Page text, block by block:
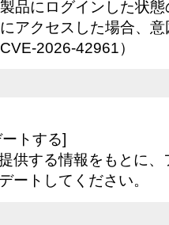
品にログインした状
アクセスした場合、
2026-42961）
トする]
供する情報をもとに
ートしてください。